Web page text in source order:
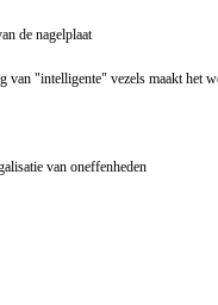
de nagelplaat
van "intelligente" vezels maakt het
van oneffenheden